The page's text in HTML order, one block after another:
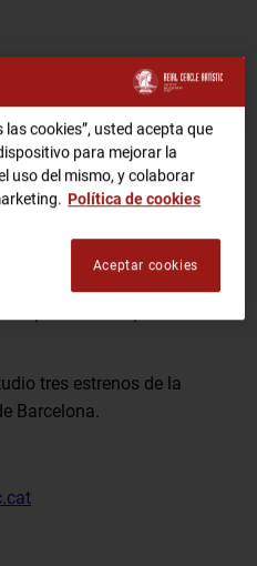
360º
ES
el conocimiento del
y el análisis de la obra
Artigas, organiza bajo
Ruiz de
tres estrenos de la
Barcelona.
las cookies”, usted acepta que
para mejorar la
uso del mismo, y colaborar
Política de cookies
Aceptar cookies